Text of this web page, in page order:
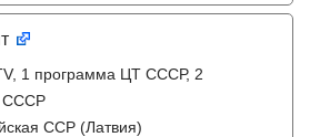
1 программа ЦТ СССР, 2
СССР
ССР (Латвия)